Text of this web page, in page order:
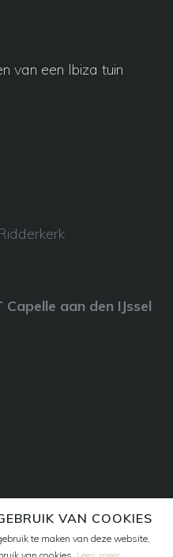
van een Ibiza tuin
aan den IJssel
VAN COOKIES
te maken van deze website,